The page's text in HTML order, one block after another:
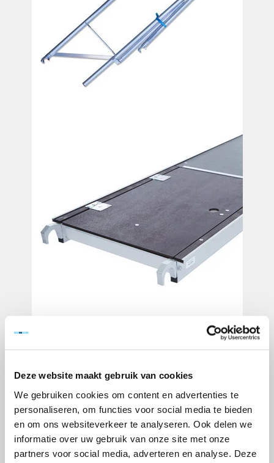
Deze website maakt gebruik van cookies
We gebruiken cookies om content en advertenties te
personaliseren, om functies voor social media te bieden
en om ons websiteverkeer te analyseren. Ook delen we
informatie over uw gebruik van onze site met onze
partners voor social media, adverteren en analyse. Deze